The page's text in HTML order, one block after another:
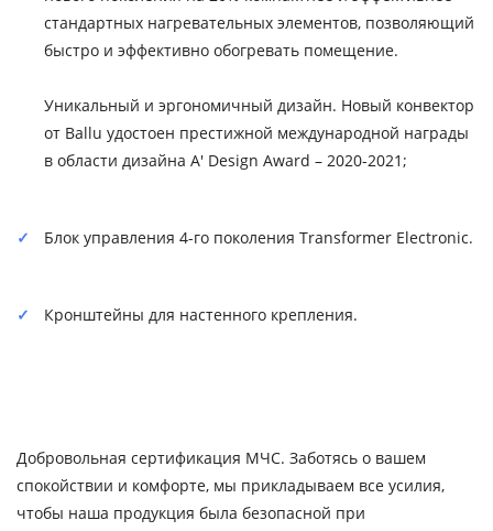
стандартных нагревательных элементов, позволяющий
быстро и эффективно обогревать помещение.
Уникальный и эргономичный дизайн. Новый конвектор
от Ballu удостоен престижной международной награды
в области дизайна A' Design Award – 2020-2021;
Блок управления 4-го поколения Transformer Electronic.
Кронштейны для настенного крепления.
Добровольная сертификация МЧС. Заботясь о вашем
спокойствии и комфорте, мы прикладываем все усилия,
чтобы наша продукция была безопасной при